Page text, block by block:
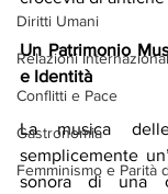
Diritti Umani
Relazioni
Conflitti e Pace
Gastronomia
Femminismo e Parità
Un Patrimonio
e Identità
La musica
semplicemente
sonora di una